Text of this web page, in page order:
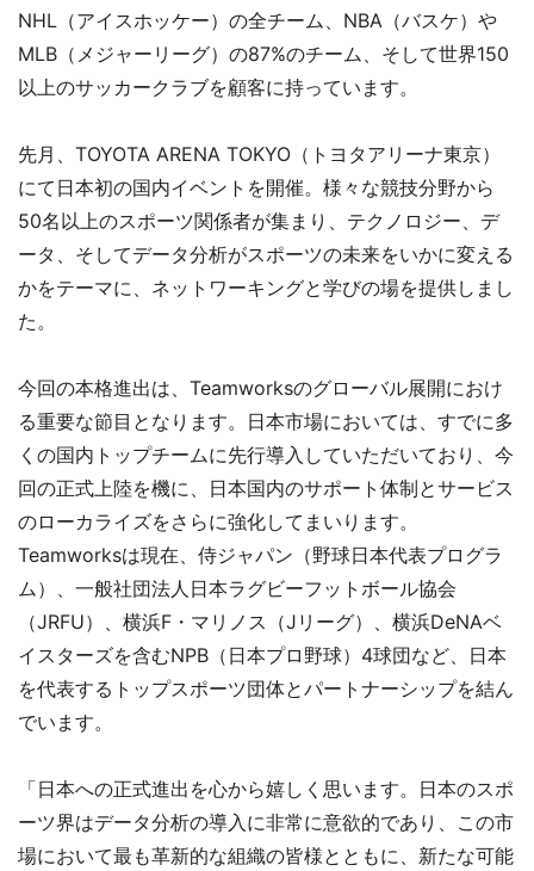
NHL（アイスホッケー）の全チーム、NBA（バスケ）や
MLB（メジャーリーグ）の87%のチーム、そして世界150
以上のサッカークラブを顧客に持っています。
先月、TOYOTA ARENA TOKYO（トヨタアリーナ東京）
にて日本初の国内イベントを開催。様々な競技分野から
50名以上のスポーツ関係者が集まり、テクノロジー、デ
ータ、そしてデータ分析がスポーツの未来をいかに変える
かをテーマに、ネットワーキングと学びの場を提供しまし
た。
今回の本格進出は、Teamworksのグローバル展開におけ
る重要な節目となります。日本市場においては、すでに多
くの国内トップチームに先行導入していただいており、今
回の正式上陸を機に、日本国内のサポート体制とサービス
のローカライズをさらに強化してまいります。
Teamworksは現在、侍ジャパン（野球日本代表プログラ
ム）、一般社団法人日本ラグビーフットボール協会
（JRFU）、横浜F・マリノス（Jリーグ）、横浜DeNAベ
イスターズを含むNPB（日本プロ野球）4球団など、日本
を代表するトップスポーツ団体とパートナーシップを結ん
でいます。
「日本への正式進出を心から嬉しく思います。日本のスポ
ーツ界はデータ分析の導入に非常に意欲的であり、この市
場において最も革新的な組織の皆様とともに、新たな可能